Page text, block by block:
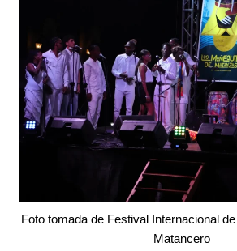
Foto tomada de Festival Internacional
Matancero